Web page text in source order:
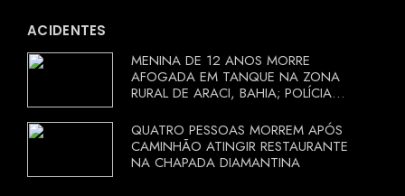
ACIDENTES
MENINA DE 12 ANOS MORRE
AFOGADA EM TANQUE NA ZONA
RURAL DE ARACI, BAHIA; POLÍCIA
QUATRO PESSOAS MORREM APÓS
CAMINHÃO ATINGIR RESTAURANTE
NA CHAPADA DIAMANTINA